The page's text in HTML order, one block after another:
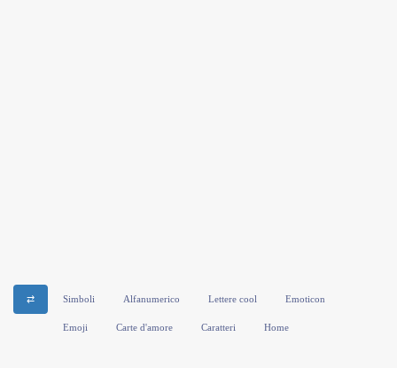
⇄ Simboli Alfanumerico Lettere cool Emoticon
Emoji Carte d'amore Caratteri Home